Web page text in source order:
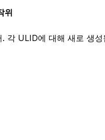
위
ULID에 대해 새로 생성